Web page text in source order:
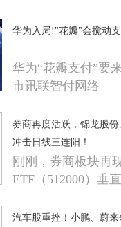
华为入局!"花瓣"会搅动
华为“花瓣支付”要
市讯联智付网络
券商再度活跃，锦龙股
冲击日线三连阳！
刚刚，券商板块
ETF（512000）垂
汽车股重挫！小鹏、蔚